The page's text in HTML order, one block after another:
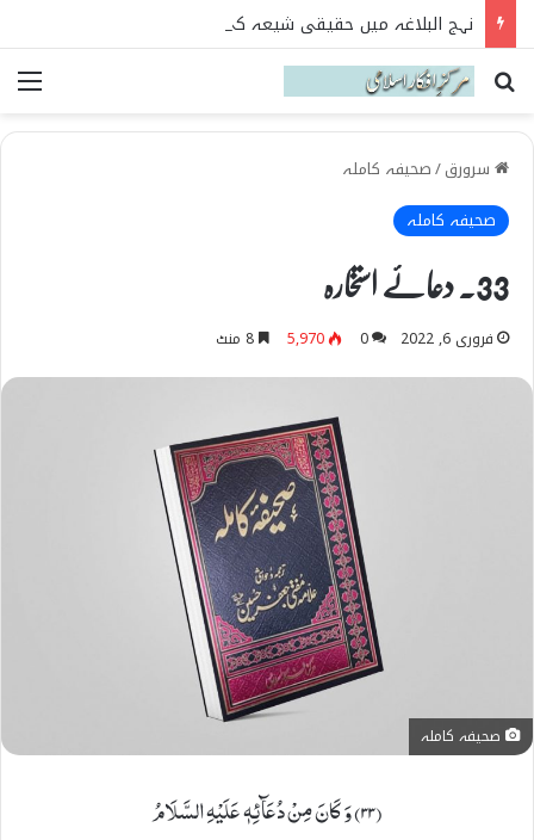
نہج البلاغہ میں حقیقی شیعہ کی پہچان
Search for
سرورق/صحیفہ کاملہ
صحیفہ کاملہ
33۔ دعائے استخارہ
فروری 6, 2022 0
5,970
صحیفہ کاملہ
(۳۳) وَ كَانَ مِنْ دُعَآئِهٖ عَلَیْهِ السَّلَامُ